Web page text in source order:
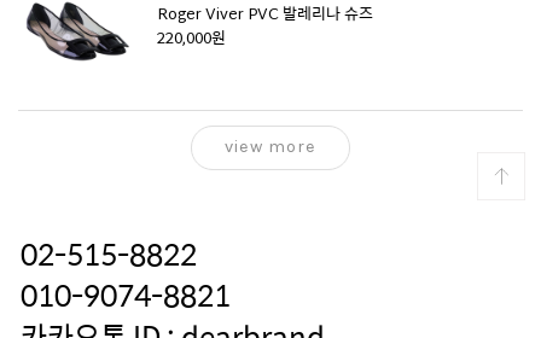
Roger Viver PVC 발레리나 슈즈
220,000원
view more
02-515-8822
010-9074-8821